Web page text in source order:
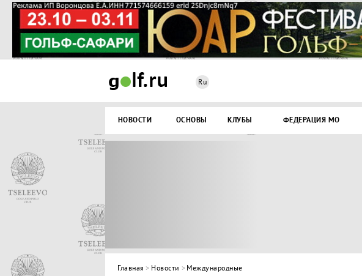
Ru
НОВОСТИ ОСНОВЫ КЛУБЫ ФЕДЕРАЦИЯ МО
Главная > Новости > Международные